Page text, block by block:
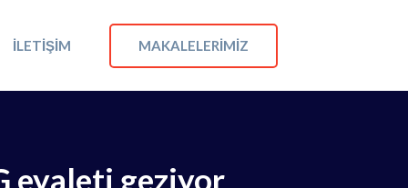
İLETIŞIM MAKALELERIMIZ
eyaleti geziyor